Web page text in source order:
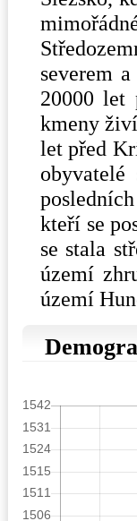
severem
20000 let
kmeny
let před
kteří se
se stala
území
území